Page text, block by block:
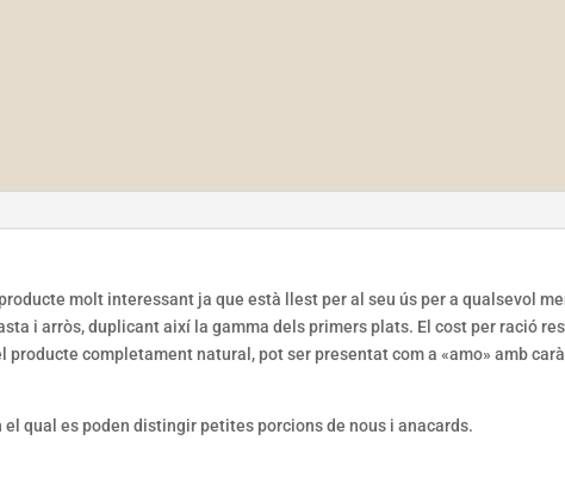
molt interessant ja que està llest per al seu ús per a qualsevol
i arròs, duplicant així la gamma dels primers plats. El cost per ració
producte completament natural, pot ser presentat com a «amo» amb
el qual es poden distingir petites porcions de nous i anacards.